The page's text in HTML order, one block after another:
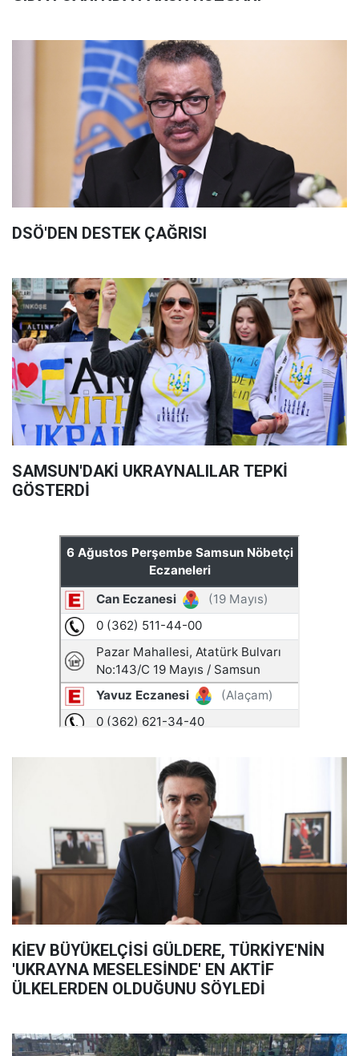
DSÖ'DEN DESTEK ÇAĞRISI
SAMSUN'DAKİ UKRAYNALILAR TEPKİ
GÖSTERDİ
KİEV BÜYÜKELÇİSİ GÜLDERE, TÜRKİYE'NİN
'UKRAYNA MESELESİNDE' EN AKTİF
ÜLKELERDEN OLDUĞUNU SÖYLEDİ